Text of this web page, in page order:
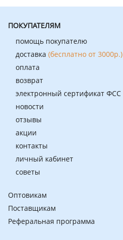
ПОКУПАТЕЛЯМ
помощь покупателю
доставка (бесплатно от 3000р.)
оплата
возврат
электронный сертификат ФСС
новости
отзывы
акции
контакты
личный кабинет
советы
Оптовикам
Поставщикам
Реферальная программа